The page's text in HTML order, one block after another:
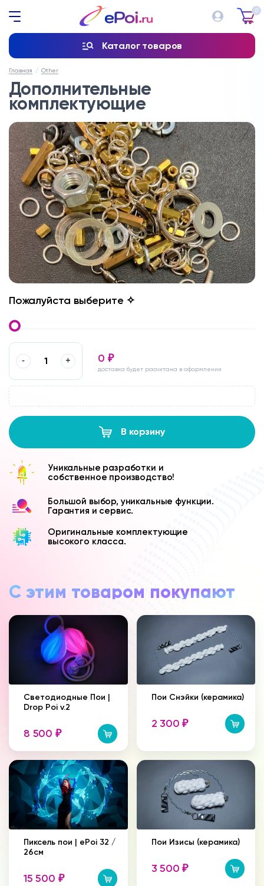
0
Каталог товаров
Главная Other
Дополнительные
комплектующие
Пожалуйста выберите ✧
- + 0 ₽
доставка будет расчитана в оформлении
В корзину
Уникальные разработки и
собственное производство!
Большой выбор, уникальные функции.
Гарантия и сервис.
Оригинальные комплектующие
высокого класса.
С этим товаром покупают
Светодиодные Пои |
Drop Poi v.2
8 500 ₽
Пои Снэйки (керамика)
2 300₽
Пиксель пои | ePoi 32 /
26см
15 500 ₽
Пои Изисы (керамика)
3 500₽